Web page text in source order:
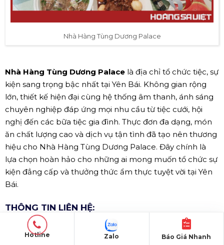
Nhà Hàng Tùng Dương Palace
Nhà Hàng Tùng Dương Palace là địa chỉ tổ chức tiệc, sự
kiện sang trọng bậc nhất tại Yên Bái. Không gian rộng
lớn, thiết kế hiện đại cùng hệ thống âm thanh, ánh sáng
chuyên nghiệp đáp ứng mọi nhu cầu từ tiệc cưới, hội
nghị đến các bữa tiệc gia đình. Thực đơn đa dạng, món
ăn chất lượng cao và dịch vụ tận tình đã tạo nên thương
hiệu cho Nhà Hàng Tùng Dương Palace. Đây chính là
lựa chọn hoàn hảo cho những ai mong muốn tổ chức sự
kiện đẳng cấp và thưởng thức ẩm thực tuyệt vời tại Yên
Bái.
THÔNG TIN LIÊN HỆ:
Tên đơn vị:
NHÀ HÀNG TÙNG DƯƠNG PALACE
Hotline Báo Giá Nhanh
Zalo